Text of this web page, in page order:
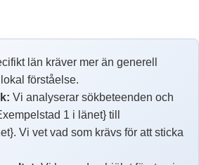
län kräver mer än generell
förståelse.
Vi analyserar sökbeteenden och
1 i länet} till
Vi vet vad som krävs för att sticka